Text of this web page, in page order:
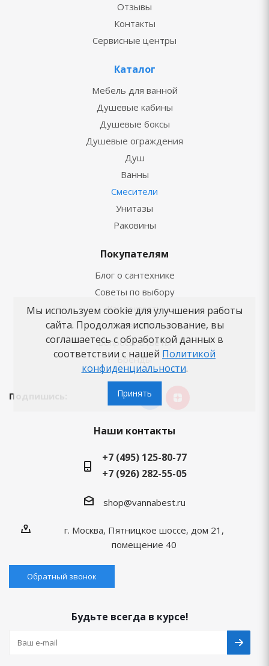
Отзывы
Контакты
Сервисные центры
Каталог
Мебель для ванной
Душевые кабины
Душевые боксы
Душевые ограждения
Душ
Ванны
Смесители
Унитазы
Раковины
Покупателям
Блог о сантехнике
Советы по выбору
Как заказать
Новости
Вопросы-ответы
Бренды
Подпишись:
Наши контакты
+7 (495) 125-80-77
+7 (926) 282-55-05
shop@vannabest.ru
г. Москва, Пятницкое шоссе, дом 21,
помещение 40
Обратный звонок
Будьте всегда в курсе!
Мы используем cookie для улучшения работы
сайта. Продолжая использование, вы
соглашаетесь с обработкой данных в
соответствии с нашей Политикой
конфиденциальности.
Принять